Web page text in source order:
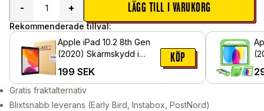
-
+ LÄGG TILL I VARUKORG
Rekommenderade tillval:
Apple iPad 10.2 8th Gen
(2020) Skärmskydd i
199 SEK
KÖP
Gratis fraktalternativ
Blixtsnabb leverans (Early Bird, Instabox, PostNord)